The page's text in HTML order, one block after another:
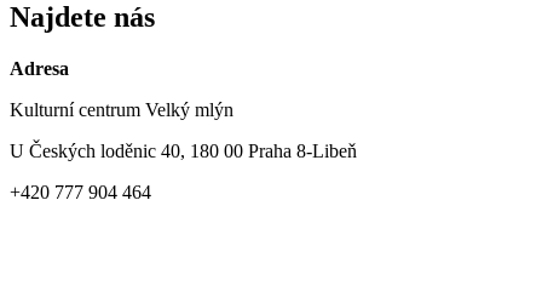
Najdete nás
Adresa
Kulturní centrum Velký mlýn
U Českých loděnic 40, 180 00 Praha 8-Libeň
+420 777 904 464